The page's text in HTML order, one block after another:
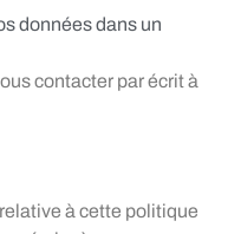
données dans un
contacter par écrit à
à cette politique